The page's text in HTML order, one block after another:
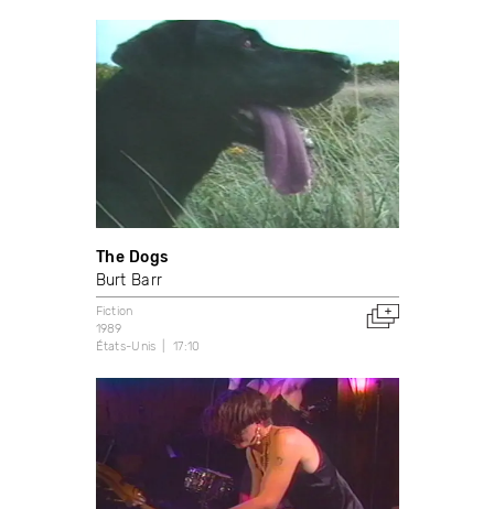
The Dogs
Burt Barr
Fiction
1989
États-Unis
17:10